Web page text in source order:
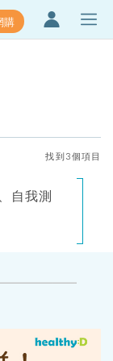
購
找到3個項目
自我測